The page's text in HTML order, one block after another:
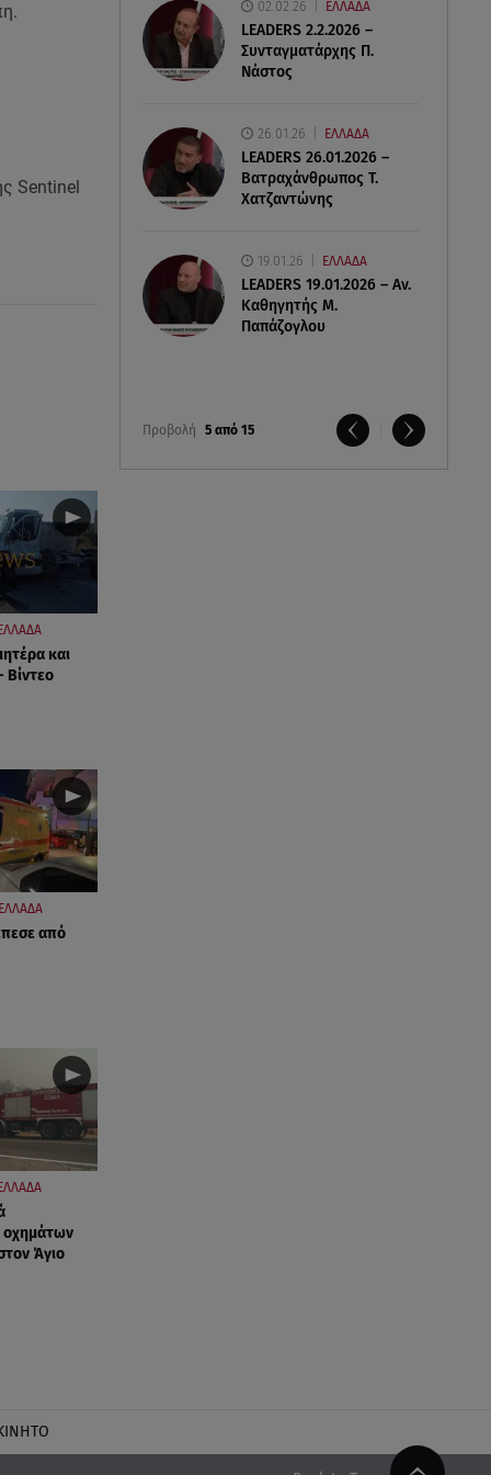
02.02.26 ΕΛΛΑΔΑ
LEADERS 2.2.2026 –
Συνταγματάρχης Π.
Νάστος
26.01.26 ΕΛΛΑΔΑ
LEADERS 26.01.2026 –
Βατραχάνθρωπος Τ.
Χατζαντώνης
19.01.26 ΕΛΛΑΔΑ
LEADERS 19.01.2026 – Αν.
Καθηγητής Μ.
Παπάζογλου
Προβολή 5 από 15
Sentinel
ΕΛΛΑΔΑ
και
Βίντεο
ΕΛΛΑΔΑ
από
οχημάτων
Άγιο